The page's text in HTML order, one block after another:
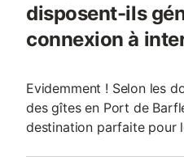
disposent-ils
connexion à
Evidemment ! Selon les
des gîtes en Port de
destination parfaite pour